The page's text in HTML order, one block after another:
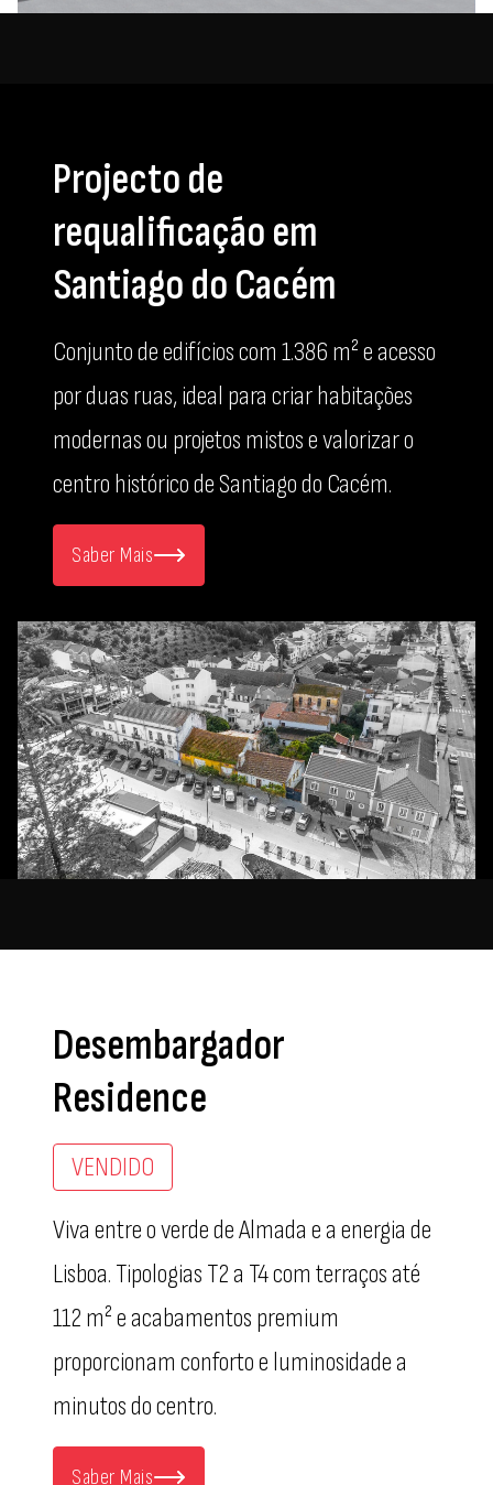
Projecto de
requalificação em
Santiago do Cacém
Conjunto de edifícios com 1.386 m² e acesso
por duas ruas, ideal para criar habitações
modernas ou projetos mistos e valorizar o
centro histórico de Santiago do Cacém.
Saber Mais
Desembargador
Residence
VENDIDO
Viva entre o verde de Almada e a energia de
Lisboa. Tipologias T2 a T4 com terraços até
112 m² e acabamentos premium
proporcionam conforto e luminosidade a
minutos do centro.
Saber Mais